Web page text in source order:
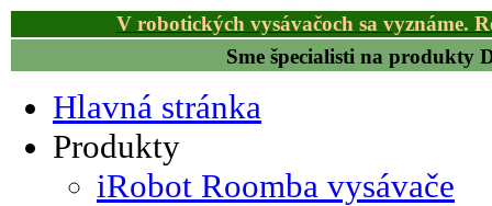
V robotických vysávačoch sa vyznáme.
Sme špecialisti na produkty
Hlavná stránka
Produkty
iRobot Roomba vysávače